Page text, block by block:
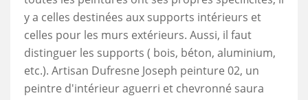
y a celles destinées aux supports intérieurs et
celles pour les murs extérieurs. Aussi, il faut
distinguer les supports ( bois, béton, aluminium,
etc.). Artisan Dufresne Joseph peinture 02, un
peintre d'intérieur aguerri et chevronné saura